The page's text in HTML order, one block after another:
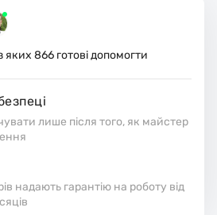
за чистотою та прибирають робо
яких 866 готові допомогти
лише після того, як майстер
надають гарантію на роботу від